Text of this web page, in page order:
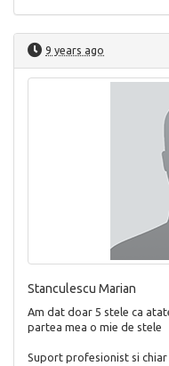
9 years ago
Stanculescu Marian
Am dat doar 5 stele ca
partea mea o mie de stele
Suport profesionist si